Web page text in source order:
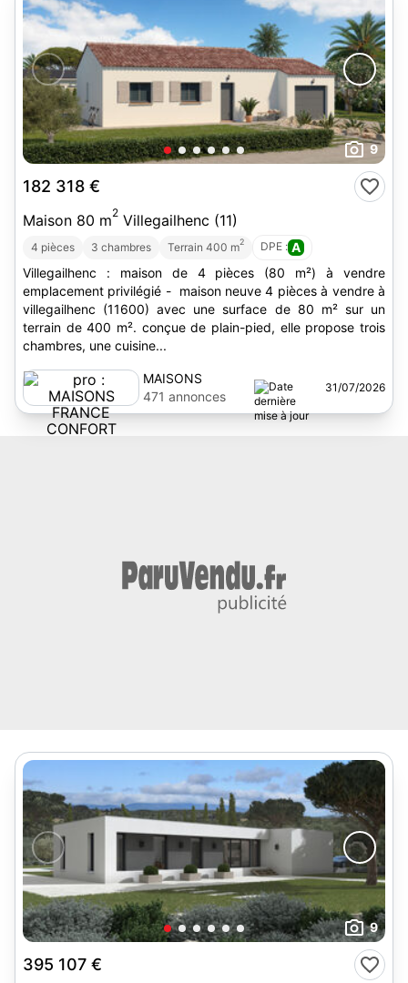
9
182 318 €
Maison 80 m2 Villegailhenc (11)
4 pièces 3 chambres Terrain 400 m2 DPE : A
Villegailhenc : maison de 4 pièces (80 m²) à vendre
emplacement privilégié - maison neuve 4 pièces à vendre à
villegailhenc (11600) avec une surface de 80 m² sur un
terrain de 400 m². conçue de plain-pied, elle propose trois
chambres, une cuisine...
MAISONS
FRANCE
CONFORT
471 annonces
31/07/2026
9
395 107 €